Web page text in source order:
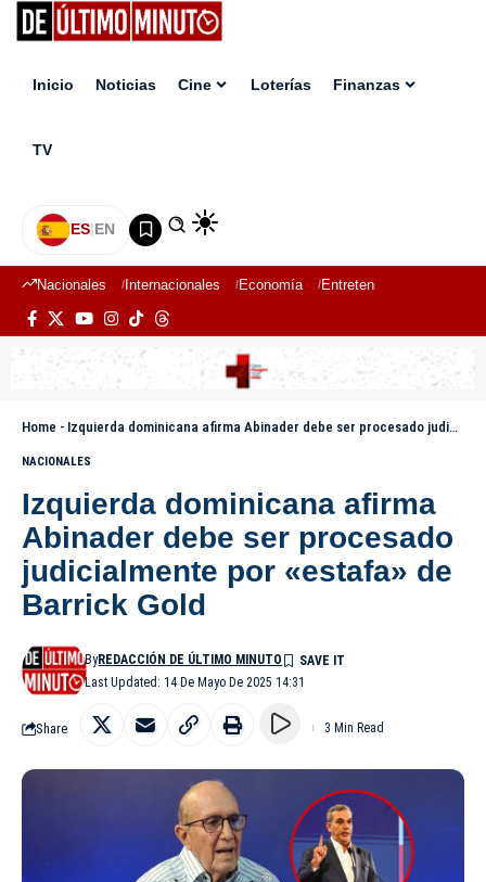
Inicio Noticias Cine Loterías Finanzas
TV
ES|EN
Nacionales Internacionales Economía Entretenimiento
Home - Izquierda dominicana afirma Abinader debe ser procesado judicialmente por «estafa» de Barrick Gold
NACIONALES
Izquierda dominicana afirma
Abinader debe ser procesado
judicialmente por «estafa» de
Barrick Gold
Last Updated: 14 De Mayo De 2025 14:31
ByREDACCIÓN DE ÚLTIMO MINUTO
Share 3 Min Read